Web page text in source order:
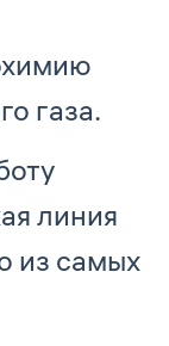
газа.
линия
из самых